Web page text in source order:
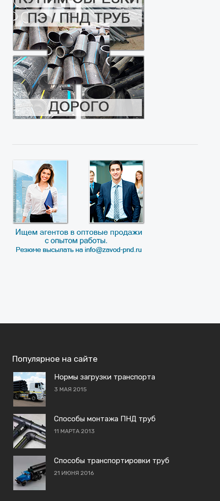
Популярное на сайте
Нормы загрузки транспорта
3 МАЯ 2015
Способы монтажа ПНД труб
11 МАРТА 2013
Способы транспортировки труб
21 ИЮНЯ 2016